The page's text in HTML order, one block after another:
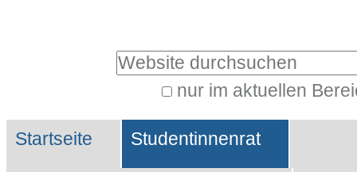
Website durchsuchen
nur im aktuellen
Suche…
Sektionen
Startseite Studentinnenrat